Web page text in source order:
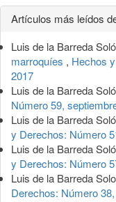
Detalles
del
artículo
Artículos más leídos
Luis de la Barreda
marroquíes , Hechos
2017
Luis de la Barreda
Número 59,
Luis de la Barreda
y Derechos: Número
Luis de la Barreda
y Derechos: Número
Luis de la Barreda
Derechos: Número